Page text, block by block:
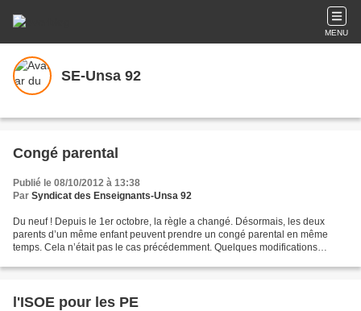
MENU
SE-Unsa 92
Congé parental
Publié le 08/10/2012 à 13:38
Par Syndicat des Enseignants-Unsa 92
Du neuf ! Depuis le 1er octobre, la règle a changé. Désormais, les deux
parents d’un même enfant peuvent prendre un congé parental en même
temps. Cela n’était pas le cas précédemment. Quelques modifications
l'ISOE pour les PE